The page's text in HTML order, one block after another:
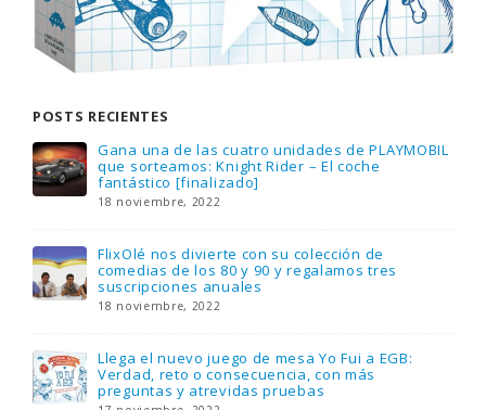
POSTS RECIENTES
Gana una de las cuatro unidades de PLAYMOBIL
que sorteamos: Knight Rider – El coche
fantástico [finalizado]
18 noviembre, 2022
FlixOlé nos divierte con su colección de
comedias de los 80 y 90 y regalamos tres
suscripciones anuales
18 noviembre, 2022
Llega el nuevo juego de mesa Yo Fui a EGB:
Verdad, reto o consecuencia, con más
preguntas y atrevidas pruebas